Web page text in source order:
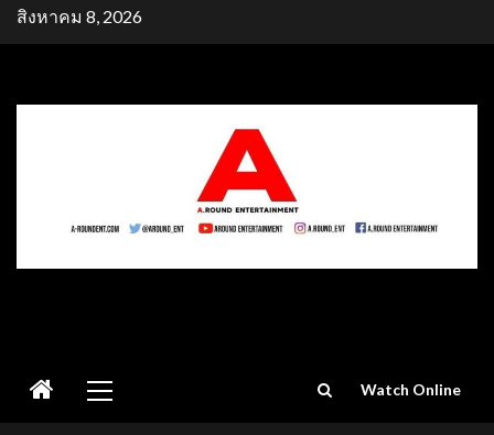
Skipสิงหาคม 8, 2026
Menu
Watch Online